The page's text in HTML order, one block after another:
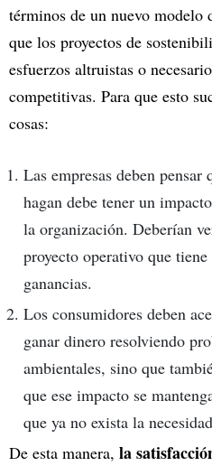
términos de un nuevo modelo
que los proyectos de
esfuerzos altruistas o
competitivas. Para que esto
cosas:
Las empresas deben pensar
hagan debe tener un
la organización. Deberían
proyecto operativo que
ganancias.
Los consumidores deben
ganar dinero resolviendo
ambientales, sino que
que ese impacto se
que ya no exista la
De esta manera, la